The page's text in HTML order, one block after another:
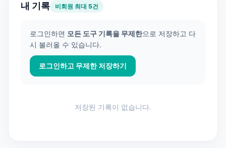
내 기록 비회원 최대 5건
로그인하면 모든 도구 기록을 무제한으로 저장하고 다
시 불러올 수 있습니다.
로그인하고 무제한 저장하기
저장된 기록이 없습니다.